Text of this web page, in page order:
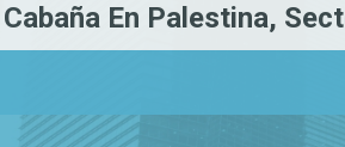
En Palestina,